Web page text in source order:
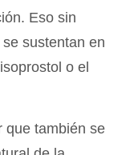
Eso sin
sustentan en
o el
que también se